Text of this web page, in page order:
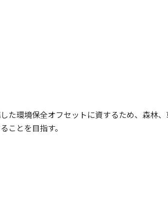
た環境保全オフセットに資するため、森林
ことを目指す。